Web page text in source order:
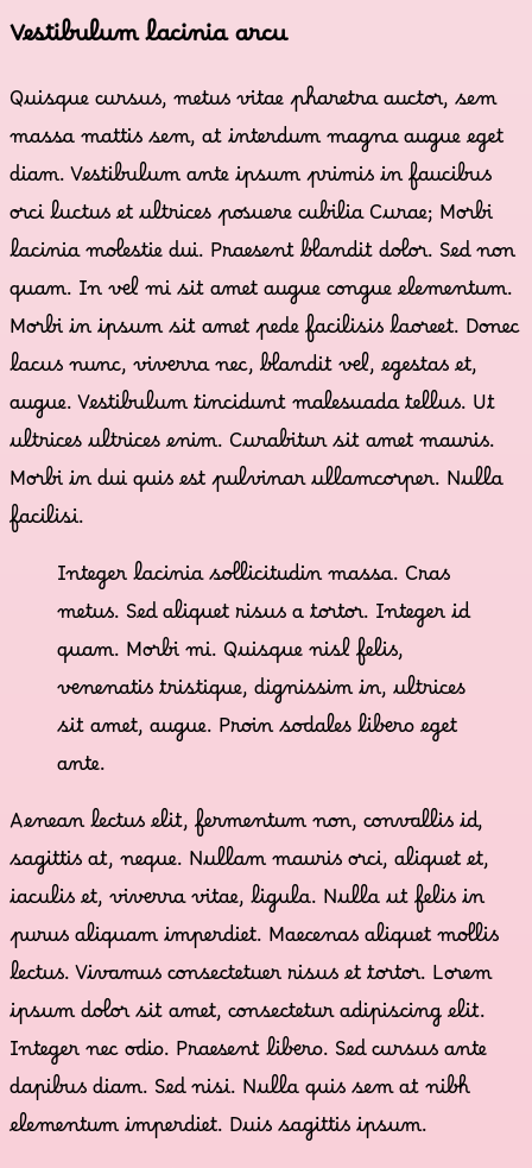
Vestibulum lacinia arcu
Quisque cursus, metus vitae pharetra auctor, sem
massa mattis sem, at interdum magna augue eget
diam. Vestibulum ante ipsum primis in faucibus
orci luctus et ultrices posuere cubilia Curae; Morbi
lacinia molestie dui. Praesent blandit dolor. Sed non
quam. In vel mi sit amet augue congue elementum.
Morbi in ipsum sit amet pede facilisis laoreet. Donec
lacus nunc, viverra nec, blandit vel, egestas et,
augue. Vestibulum tincidunt malesuada tellus. Ut
ultrices ultrices enim. Curabitur sit amet mauris.
Morbi in dui quis est pulvinar ullamcorper. Nulla
facilisi.
Integer lacinia sollicitudin massa. Cras
metus. Sed aliquet risus a tortor. Integer id
quam. Morbi mi. Quisque nisl felis,
venenatis tristique, dignissim in, ultrices
sit amet, augue. Proin sodales libero eget
ante.
Aenean lectus elit, fermentum non, convallis id,
sagittis at, neque. Nullam mauris orci, aliquet et,
iaculis et, viverra vitae, ligula. Nulla ut felis in
purus aliquam imperdiet. Maecenas aliquet mollis
lectus. Vivamus consectetuer risus et tortor. Lorem
ipsum dolor sit amet, consectetur adipiscing elit.
Integer nec odio. Praesent libero. Sed cursus ante
dapibus diam. Sed nisi. Nulla quis sem at nibh
elementum imperdiet. Duis sagittis ipsum.